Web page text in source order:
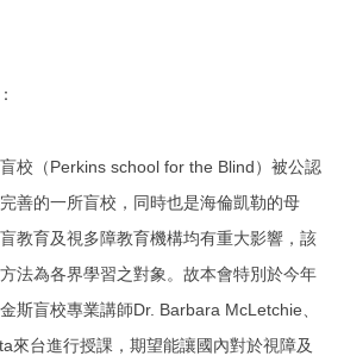
校（Perkins school for the Blind）被公認
善的一所盲校，同時也是海倫凱勒的母
教育及視多障教育機構均有重大影響，該
法為各界學習之對象。故本會特別於今年
斯盲校專業講師Dr. Barbara McLetchie、
來台進行授課，期望能讓國內對於視障及